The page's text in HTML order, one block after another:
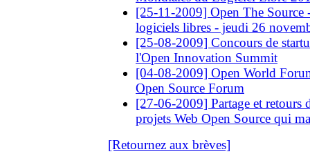
[25-11-2009] Open The Source
logiciels libres - jeudi 26
[25-08-2009] Concours de
l'Open Innovation Summit
[04-08-2009] Open World
Open Source Forum
[27-06-2009] Partage et retours
projets Web Open Source qui
[Retournez aux brèves]